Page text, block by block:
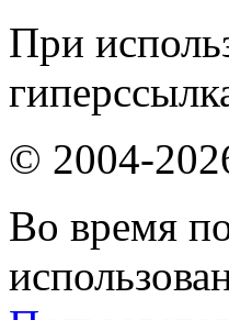
При
© 2004-
Во время